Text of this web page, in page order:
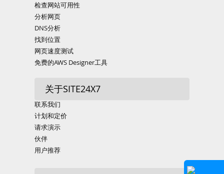
检查网站可用性
分析网页
DNS分析
找到位置
网页速度测试
免费的AWS Designer工具
关于SITE24X7
联系我们
计划和定价
请求演示
伙伴
用户推荐